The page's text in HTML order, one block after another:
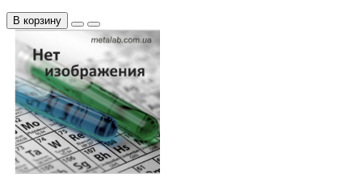
В корзину